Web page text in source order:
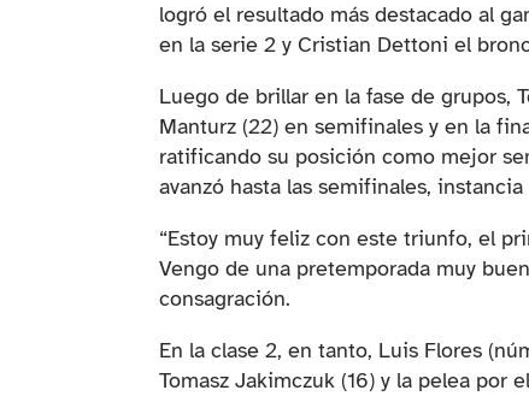
logró el resultado más destacado al
en la serie 2 y Cristian Dettoni el
Luego de brillar en la fase de grupos,
Manturz (22) en semifinales y en la
ratificando su posición como mejor
avanzó hasta las semifinales,
“Estoy muy feliz con este triunfo, el
Vengo de una pretemporada muy
consagración.
En la clase 2, en tanto, Luis Flores
Tomasz Jakimczuk (16) y la pelea por